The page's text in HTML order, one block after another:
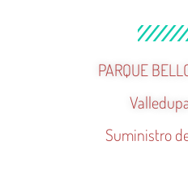
PARQUE
Suministro